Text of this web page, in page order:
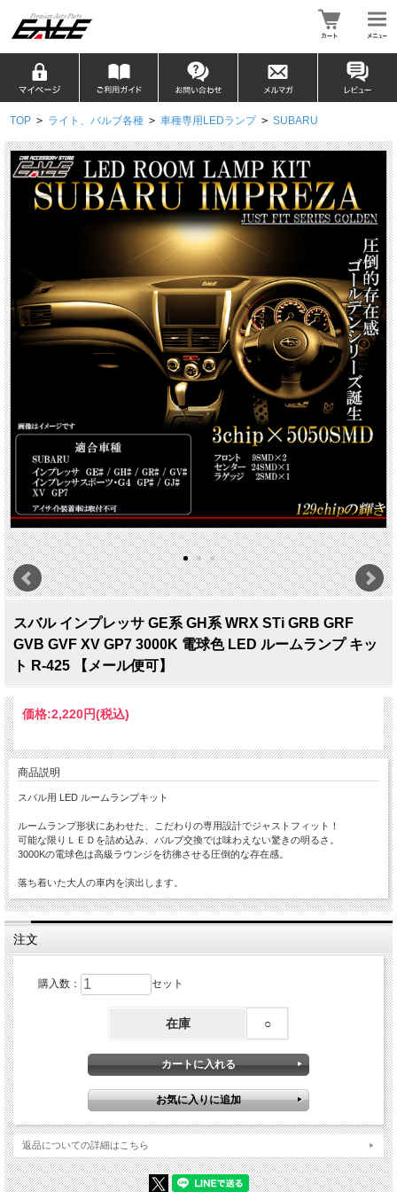
TOP > ライト、バルブ各種 > 車種専用LEDランプ > SUBARU
スバル インプレッサ GE系 GH系 WRX STi GRB GRF
GVB GVF XV GP7 3000K 電球色 LED ルームランプ キッ
ト R-425 【メール便可】
価格:2,220円(税込)
商品説明
スバル用 LED ルームランプキット
ルームランプ形状にあわせた、こだわりの専用設計でジャストフィット！
可能な限りＬＥＤを詰め込み、バルブ交換では味わえない驚きの明るさ。
3000Kの電球色は高級ラウンジを彷彿させる圧倒的な存在感。
落ち着いた大人の車内を演出します。
注文
購入数： セット
在庫 ○
返品についての詳細はこちら